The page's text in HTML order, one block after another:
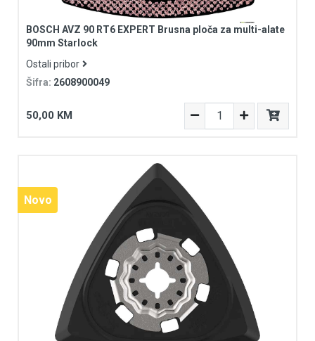
BOSCH AVZ 90 RT6 EXPERT Brusna ploča za multi-alate
90mm Starlock
Ostali pribor
Šifra: 2608900049
50,00 KM
Novo